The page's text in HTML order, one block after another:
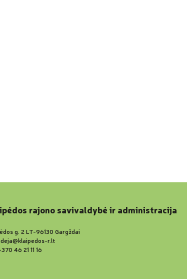
rajono savivaldybė ir administracija
g. 2 LT-96130 Gargždai
r.lt
46 21 11 16